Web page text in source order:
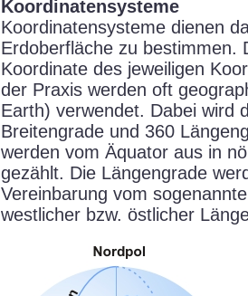
Koordinatensysteme
Koordinatensysteme dienen
Erdoberfläche zu bestimmen.
Koordinate des jeweiligen
der Praxis werden oft
Earth) verwendet. Dabei wird
Breitengrade und 360
werden vom Äquator aus in
gezählt. Die Längengrade
Vereinbarung vom
westlicher bzw. östlicher